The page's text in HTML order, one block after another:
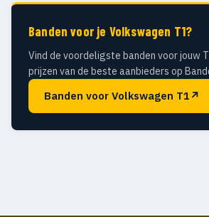
Banden voor je Volkswagen T1?
Vind de voordeligste banden voor jouw
prijzen van de beste aanbieders op
Banden voor Volkswagen T1 ↗